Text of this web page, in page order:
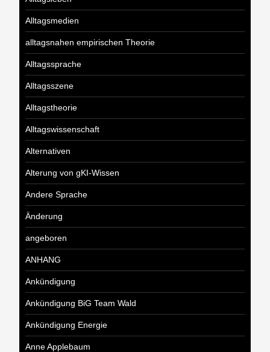
Alltagsmedien
alltagsnahen empirischen Theorie
Alltagssprache
Alltagsszene
Alltagstheorie
Alltagswissenschaft
Alternativen
Alterung von gKI-Wissen
Andere Sprache
Änderung
angeboren
ANHANG
Ankündigung
Ankündigung BiG Team Wald
Ankündigung Energie
Anne Applebaum